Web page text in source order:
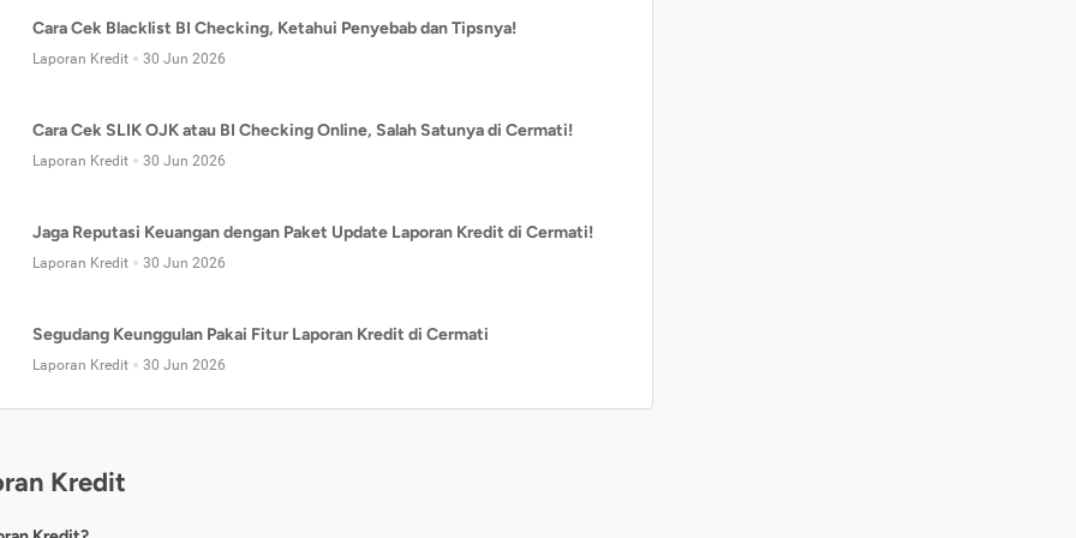
Cara Cek Blacklist BI Checking, Ketahui Penyebab dan Tipsnya!
Laporan Kredit 30 Jun 2026
Cara Cek SLIK OJK atau BI Checking Online, Salah Satunya di Cermati!
Laporan Kredit 30 Jun 2026
Jaga Reputasi Keuangan dengan Paket Update Laporan Kredit di Cermati!
Laporan Kredit 30 Jun 2026
Segudang Keunggulan Pakai Fitur Laporan Kredit di Cermati
Laporan Kredit 30 Jun 2026
Kredit